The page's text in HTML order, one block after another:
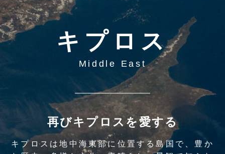
キプロス
Middle East
再びキプロスを愛する
キプロスは地中海東部に位置する島国で、豊か